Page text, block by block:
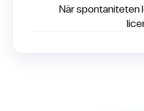
När spontaniteten